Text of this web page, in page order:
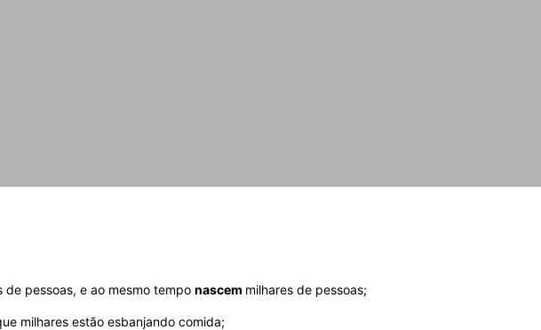
de pessoas, e ao mesmo tempo nascem milhares de pessoas;
milhares estão esbanjando comida;